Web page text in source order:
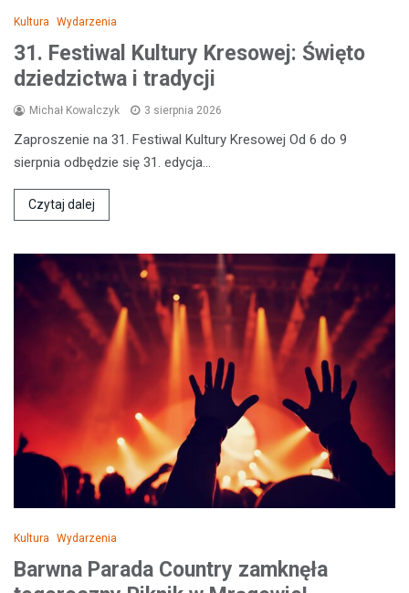
Kultura Wydarzenia
31. Festiwal Kultury Kresowej: Święto
dziedzictwa i tradycji
Michał Kowalczyk 3 sierpnia 2026
Zaproszenie na 31. Festiwal Kultury Kresowej Od 6 do 9
sierpnia odbędzie się 31. edycja…
Czytaj dalej
Kultura Wydarzenia
Barwna Parada Country zamknęła